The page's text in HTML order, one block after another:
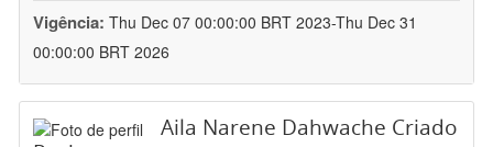
Vigência: Thu Dec 07 00:00:00 BRT 2023-Thu Dec 31
00:00:00 BRT 2026
Aila Narene Dahwache Criado